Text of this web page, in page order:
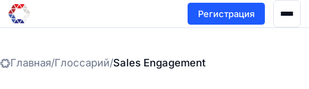
Регистрация
Главная/Глоссарий/Sales Engagement